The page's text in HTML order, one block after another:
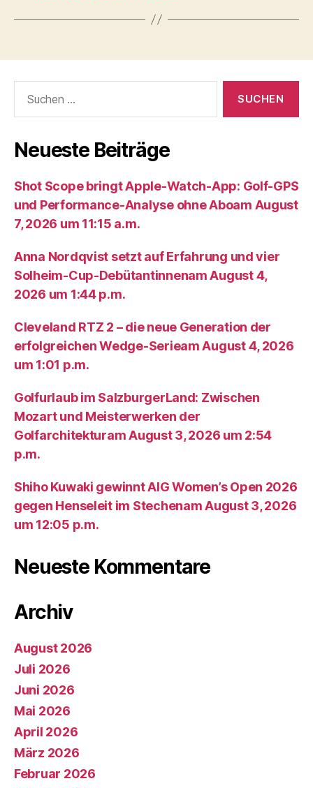
nach:
Neueste Beiträge
Shot Scope bringt Apple-Watch-App: Golf-GPS
und Performance-Analyse ohne Aboam August
7, 2026 um 11:15 a.m.
Anna Nordqvist setzt auf Erfahrung und vier
Solheim-Cup-Debütantinnenam August 4,
2026 um 1:44 p.m.
Cleveland RTZ 2 – die neue Generation der
erfolgreichen Wedge-Serieam August 4, 2026
um 1:01 p.m.
Golfurlaub im SalzburgerLand: Zwischen
Mozart und Meisterwerken der
Golfarchitekturam August 3, 2026 um 2:54
p.m.
Shiho Kuwaki gewinnt AIG Women’s Open 2026
gegen Henseleit im Stechenam August 3, 2026
um 12:05 p.m.
Neueste Kommentare
Archiv
August 2026
Juli 2026
Juni 2026
Mai 2026
April 2026
März 2026
Februar 2026